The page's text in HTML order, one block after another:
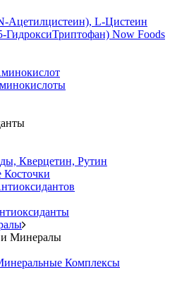
L-Цистеин
ГидроксиТриптофан) Now Foods
Кверцетин, Рутин
Минералы
Комплексы